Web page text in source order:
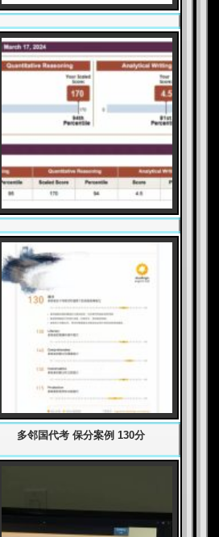
多邻国代考 保分案例 130分